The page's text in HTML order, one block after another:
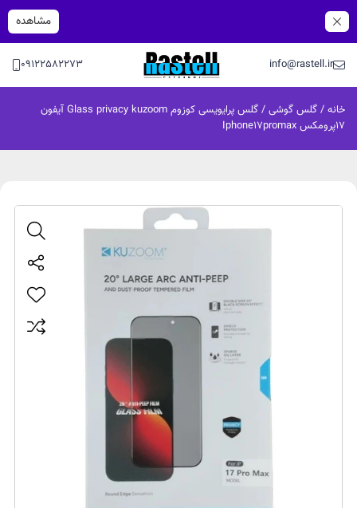
مشاهده
info@rastell.ir
09122582273
خانه / گلس گوشی
/ گلس پرایویسی کوزوم Glass privacy kuzoom آیفون
۱۷پرومکس Iphone17promax